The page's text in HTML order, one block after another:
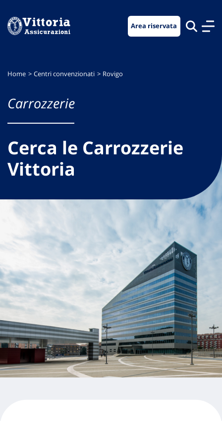
menu
contenuto
footer
Area riservata
Home Centri convenzionati Rovigo
Carrozzerie
Cerca le Carrozzerie
Vittoria